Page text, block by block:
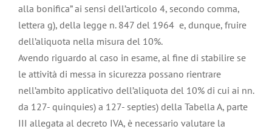
alla bonifica” ai sensi dell’articolo 4, secondo comma,
lettera g), della legge n. 847 del 1964 e, dunque, fruire
dell’aliquota nella misura del 10%.
Avendo riguardo al caso in esame, al fine di stabilire se
le attività di messa in sicurezza possano rientrare
nell’ambito applicativo dell’aliquota del 10% di cui ai nn.
da 127- quinquies) a 127- septies) della Tabella A, parte
III allegata al decreto IVA, è necessario valutare la